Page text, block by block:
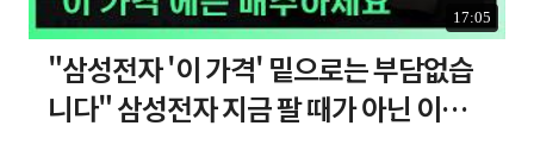
17:05
"삼성전자 '이 가격' 밑으로는 부담없습
니다" 삼성전자 지금 팔 때가 아닌 이유